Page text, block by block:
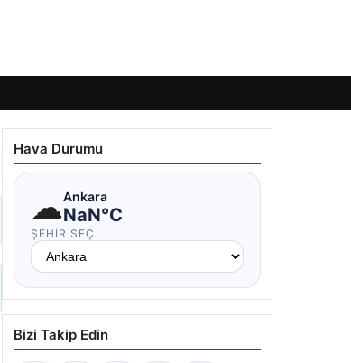
Hava Durumu
☁Ankara
NaN°C
ŞEHIR SEÇ
Bizi Takip Edin